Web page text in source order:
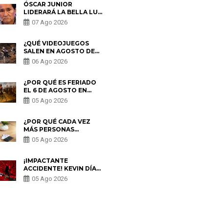
ÓSCAR JUNIOR
LIDERARÁ LA BELLA LUZ
TRAS SALIDA DE SU
PADRE POR POLÉMICA
07 Ago 2026
¿QUÉ VIDEOJUEGOS
SALEN EN AGOSTO DE
2026? ESTOS SON LOS
ESTRENOS MÁS
06 Ago 2026
¿POR QUÉ ES FERIADO
EL 6 DE AGOSTO EN
PERÚ? ESTA ES LA
HISTORIA
05 Ago 2026
¿POR QUÉ CADA VEZ
MÁS PERSONAS
UTILIZAN UNA VPN
PARA PROTEGER SU
05 Ago 2026
¡IMPACTANTE
ACCIDENTE! KEVIN DÍAZ
CAE DESDE OCHO
METROS EN “ESTO ES
05 Ago 2026